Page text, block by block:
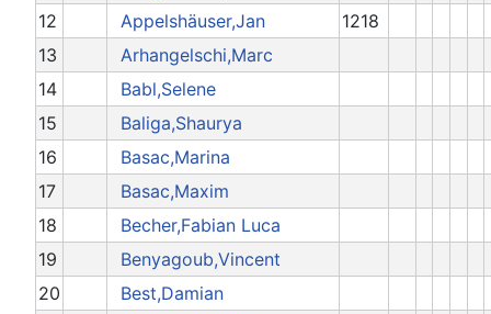
12
Appelshäuser,Jan
1218
13
Arhangelschi,Marc
14
Babl,Selene
15
Baliga,Shaurya
16
Basac,Marina
17
Basac,Maxim
18
Becher,Fabian Luca
19
Benyagoub,Vincent
20
Best,Damian